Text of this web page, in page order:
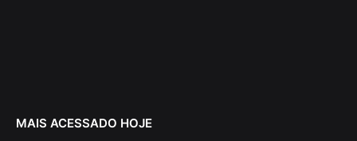
MAIS ACESSADO HOJE